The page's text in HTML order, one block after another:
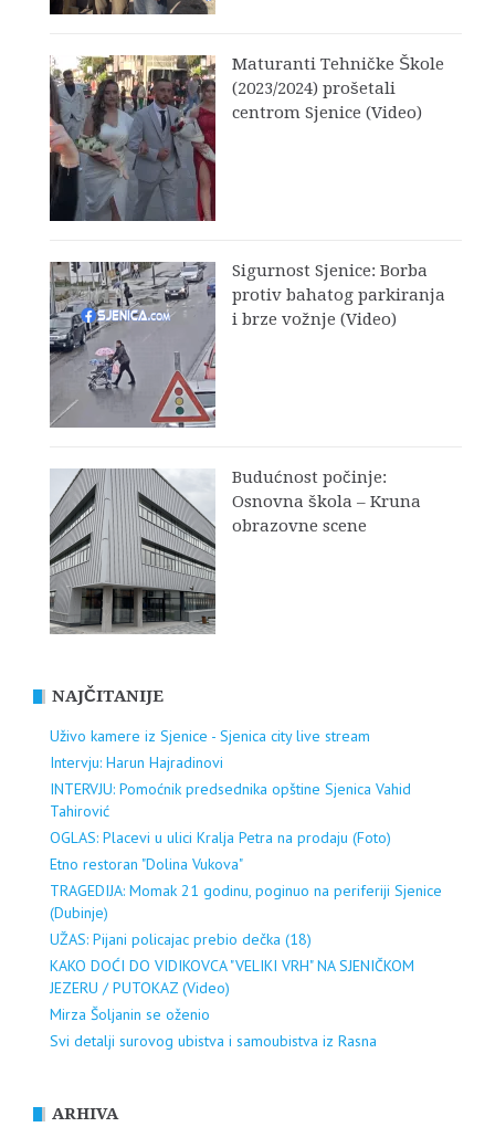
Maturanti Tehničke Škole
(2023/2024) prošetali
centrom Sjenice (Video)
Sigurnost Sjenice: Borba
protiv bahatog parkiranja
i brze vožnje (Video)
Budućnost počinje:
Osnovna škola – Kruna
obrazovne scene
NAJČITANIJE
Uživo kamere iz Sjenice - Sjenica city live stream
Intervju: Harun Hajradinovi
INTERVJU: Pomoćnik predsednika opštine Sjenica Vahid
Tahirović
OGLAS: Placevi u ulici Kralja Petra na prodaju (Foto)
Etno restoran "Dolina Vukova"
TRAGEDIJA: Momak 21 godinu, poginuo na periferiji Sjenice
(Dubinje)
UŽAS: Pijani policajac prebio dečka (18)
KAKO DOĆI DO VIDIKOVCA "VELIKI VRH" NA SJENIČKOM
JEZERU / PUTOKAZ (Video)
Mirza Šoljanin se oženio
Svi detalji surovog ubistva i samoubistva iz Rasna
ARHIVA